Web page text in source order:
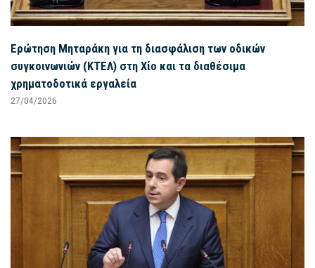
Ερώτηση Μηταράκη για τη διασφάλιση των οδικών
συγκοινωνιών (ΚΤΕΛ) στη Χίο και τα διαθέσιμα
χρηματοδοτικά εργαλεία
27/04/2026